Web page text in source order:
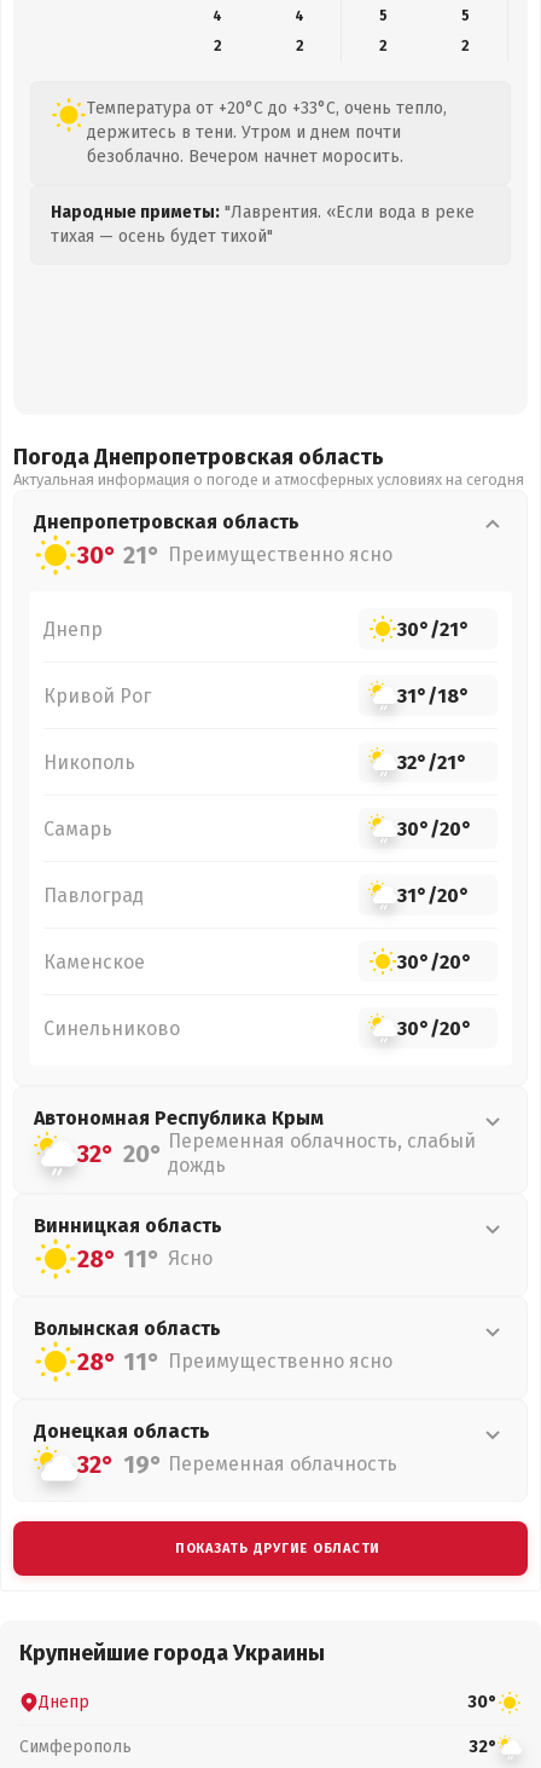
4
4 5
5
2
2 2 2
Температура от +20°C до +33°C, очень тепло,
держитесь в тени. Утром и днем почти
безоблачно. Вечером начнет моросить.
Народные приметы: "Лаврентия. «Если вода в реке
тихая — осень будет тихой"
Погода Днепропетровская область
Актуальная информация о погоде и атмосферных условиях на сегодня
Днепропетровская область
30° 21° Преимущественно ясно
Днепр 30°/21°
Кривой Рог 31°/18°
Никополь 32°/21°
Самарь 30°/20°
Павлоград 31°/20°
Каменское 30°/20°
Синельниково 30°/20°
Автономная Республика Крым
32° 20° Переменная облачность, слабый
дождь
Винницкая область
28° 11° Ясно
Волынская область
28° 11° Преимущественно ясно
Донецкая область
32° 19° Переменная облачность
ПОКАЗАТЬ ДРУГИЕ ОБЛАСТИ
Крупнейшие города Украины
Днепр 30°
Симферополь 32°